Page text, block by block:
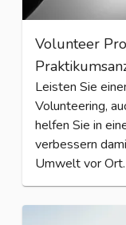
Volunteer
Leisten Sie
Volunteering,
helfen Sie in
verbessern
Umwelt vor Ort.